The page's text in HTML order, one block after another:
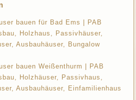
bauen für Bad Ems | PAB
Holzhaus, Passivhäuser,
Ausbauhäuser, Bungalow
bauen Weißenthurm | PAB
Holzhäuser, Passivhaus,
Ausbauhäuser, Einfamilienhaus